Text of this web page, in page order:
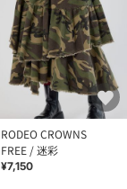
RODEO CROWNS
FREE / 迷彩
¥7,150